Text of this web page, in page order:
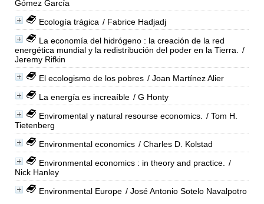
Gómez García
Ecología trágica / Fabrice Hadjadj
La economía del hidrógeno : la creación de la red
energética mundial y la redistribución del poder en la Tierra.
/
Jeremy Rifkin
El ecologismo de los pobres / Joan Martínez Alier
La energía es increaíble / G Honty
Enviromental y natural resourse economics.
/ Tom H.
Tietenberg
Environmental economics / Charles D. Kolstad
Environmental economics : in theory and practice.
/
Nick Hanley
Environmental Europe / José Antonio Sotelo Navalpotro